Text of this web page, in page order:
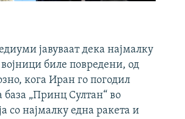
јавуваат дека најмалку
биле повредени, од
кога Иран го погодил
база „Принц Султан“ во
со најмалку една ракета и